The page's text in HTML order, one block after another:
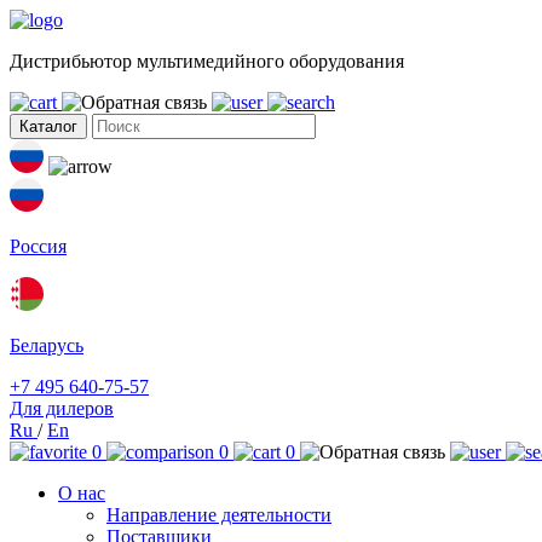
Дистрибьютор мультимедийного оборудования
Каталог
Россия
Беларусь
+7 495 640-75-57
Для дилеров
Ru /En
0
0
0
О нас
Направление деятельности
Поставщики